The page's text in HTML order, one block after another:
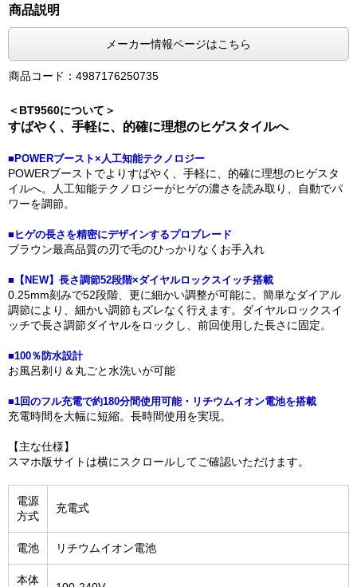
商品説明
メーカー情報ページはこちら
商品コード：4987176250735
＜BT9560について＞
すばやく、手軽に、的確に理想のヒゲスタイルへ
■POWERブースト×人工知能テクノロジー
POWERブーストでよりすばやく、手軽に、的確に理想のヒゲスタ
イルへ。人工知能テクノロジーがヒゲの濃さを読み取り、自動でパ
ワーを調節。
■ヒゲの長さを精密にデザインするプロブレード
ブラウン最高品質の刃で毛のひっかりなくお手入れ
■【NEW】長さ調節52段階×ダイヤルロックスイッチ搭載
0.25mm刻みで52段階、更に細かい調整が可能に。簡単なダイアル
調節により、細かい調節もズレなく行えます。ダイヤルロックスイ
ッチで長さ調節ダイヤルをロックし、前回使用した長さに固定。
■100％防水設計
お風呂剃り＆丸ごと水洗いが可能
■1回のフル充電で約180分間使用可能・リチウムイオン電池を搭載
充電時間を大幅に短縮。長時間使用を実現。
【主な仕様】
スマホ版サイトは横にスクロールしてご確認いただけます。
電源
方式
充電式
電池 リチウムイオン電池
本体